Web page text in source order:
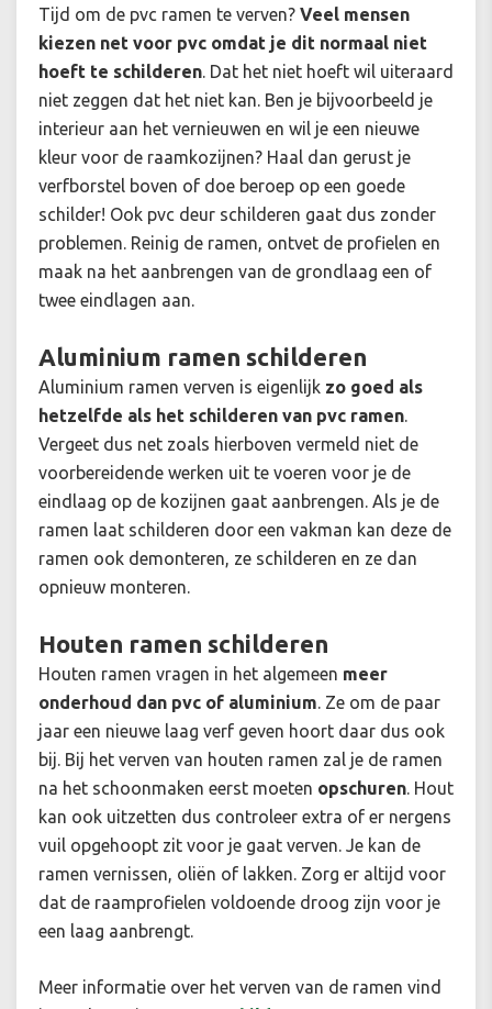
Tijd om de pvc ramen te verven? Veel mensen
kiezen net voor pvc omdat je dit normaal niet
hoeft te schilderen. Dat het niet hoeft wil uiteraard
niet zeggen dat het niet kan. Ben je bijvoorbeeld je
interieur aan het vernieuwen en wil je een nieuwe
kleur voor de raamkozijnen? Haal dan gerust je
verfborstel boven of doe beroep op een goede
schilder! Ook pvc deur schilderen gaat dus zonder
problemen. Reinig de ramen, ontvet de profielen en
maak na het aanbrengen van de grondlaag een of
twee eindlagen aan.
Aluminium ramen schilderen
Aluminium ramen verven is eigenlijk zo goed als
hetzelfde als het schilderen van pvc ramen.
Vergeet dus net zoals hierboven vermeld niet de
voorbereidende werken uit te voeren voor je de
eindlaag op de kozijnen gaat aanbrengen. Als je de
ramen laat schilderen door een vakman kan deze de
ramen ook demonteren, ze schilderen en ze dan
opnieuw monteren.
Houten ramen schilderen
Houten ramen vragen in het algemeen meer
onderhoud dan pvc of aluminium. Ze om de paar
jaar een nieuwe laag verf geven hoort daar dus ook
bij. Bij het verven van houten ramen zal je de ramen
na het schoonmaken eerst moeten opschuren. Hout
kan ook uitzetten dus controleer extra of er nergens
vuil opgehoopt zit voor je gaat verven. Je kan de
ramen vernissen, oliën of lakken. Zorg er altijd voor
dat de raamprofielen voldoende droog zijn voor je
een laag aanbrengt.
Meer informatie over het verven van de ramen vind